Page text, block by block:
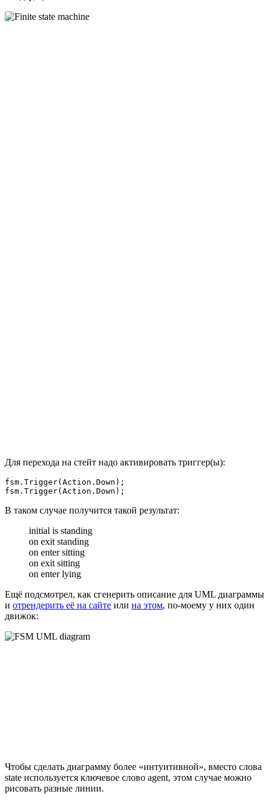
Для перехода на стейт надо активировать триггер(ы):
fsm.Trigger(Action.Down);
fsm.Trigger(Action.Down);
В таком случае получится такой результат:
initial is standing
on exit standing
on enter sitting
on exit sitting
on enter lying
Ещё подсмотрел, как сгенерить описание для UML диаграммы
и отрендерить её на сайте или на этом, по-моему у них один
движок:
Чтобы сделать диаграмму более «интуитивной», вместо слова
state используется ключевое слово agent, этом случае можно
рисовать разные линии.